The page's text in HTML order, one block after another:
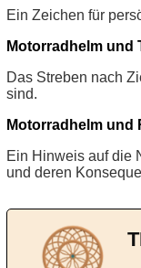
Ein Zeichen für
Motorradhelm und
Das Streben nach
sind.
Motorradhelm und
Ein Hinweis auf die
und deren